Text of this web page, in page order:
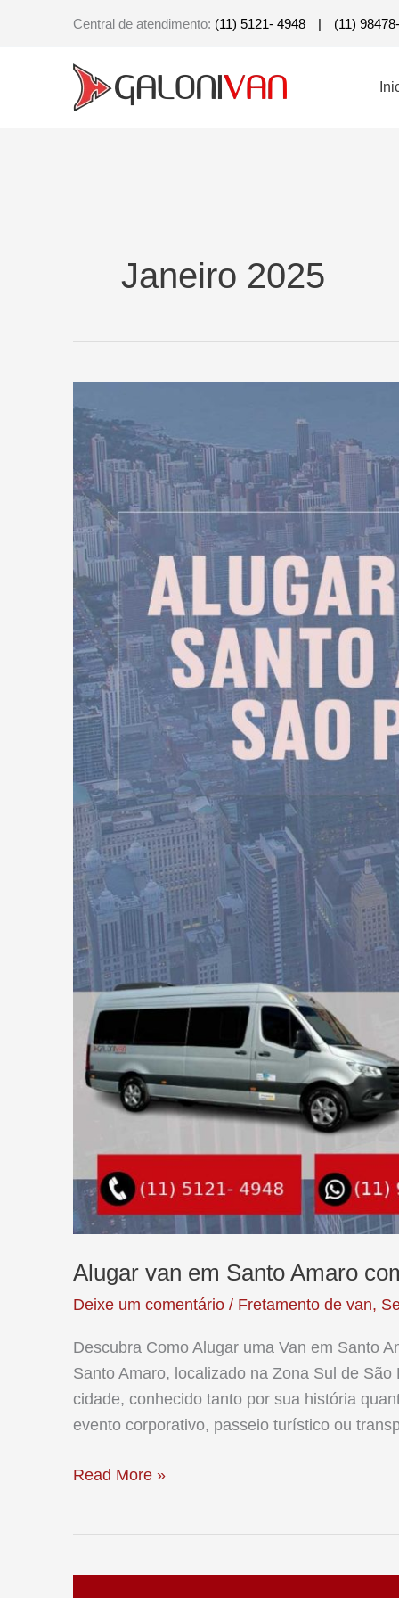
Central de atendimento: (11) 5121- 4948 | (11)
Janeiro 2025
Alugar van em Santo Amaro
Deixe um comentário / Fretamento de van,
Descubra Como Alugar uma Van em Santo
Santo Amaro, localizado na Zona Sul de
cidade, conhecido tanto por sua história
evento corporativo, passeio turístico ou
Alugar
Amaro
Read More »